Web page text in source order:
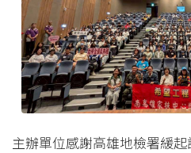
主辦單位感謝高雄地檢署緩